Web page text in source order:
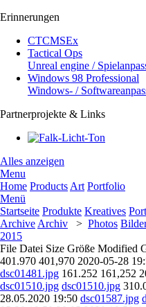
Erinnerungen
CTCMSEx
Tactical Ops
Unreal engine /
Windows 98 Professional
Windows- /
Partnerprojekte & Links
Alles anzeigen
Menu
Home Products Art Portfolio
Menü
Startseite Produkte Kreatives
Archive Archiv > Photos
2015
File Datei Size Größe Modified
401.970 401,970 2020-05-28
dsc01481.jpg 161.252 161,252
dsc01510.jpg dsc01510.jpg
28.05.2020 19:50 dsc01587.jpg